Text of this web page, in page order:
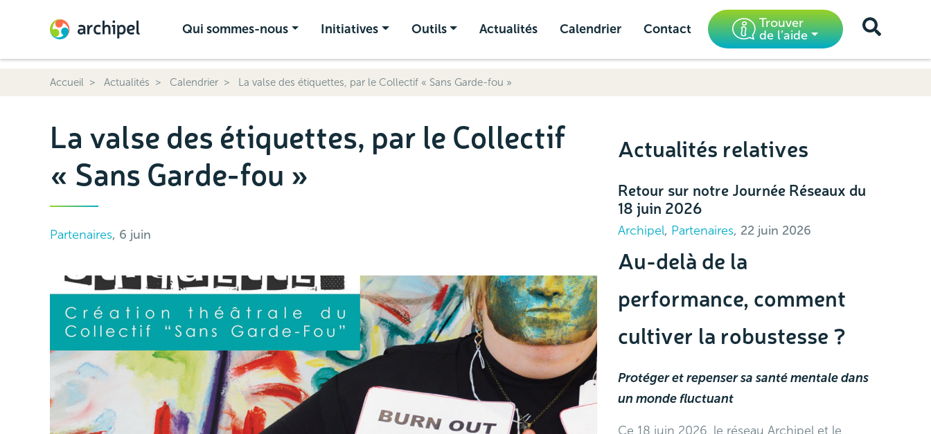
Qui sommes-nous Initiatives Outils Actualités Calendrier Contact
Trouver
de l’aide
Accueil Actualités Calendrier La valse des étiquettes, par le Collectif « Sans Garde-fou »
La valse des étiquettes, par le Collectif
« Sans Garde-fou »
Partenaires, 6 juin
Actualités relatives
Retour sur notre Journée Réseaux du
18 juin 2026
Archipel, Partenaires, 22 juin 2026
Au-delà de la
performance, comment
cultiver la robustesse ?
Protéger et repenser sa santé mentaledans
un monde fluctuant
Ce 18 juin 2026, le réseau Archipel et le